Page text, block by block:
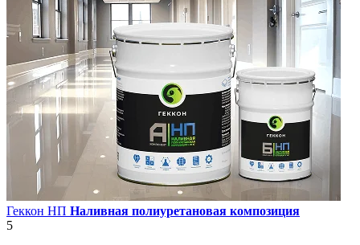
Геккон НП Наливная полиуретановая композиция
5